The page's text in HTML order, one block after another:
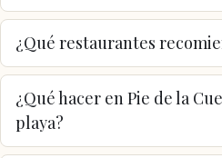
¿Qué restaurantes
¿Qué hacer en Pie de la
playa?